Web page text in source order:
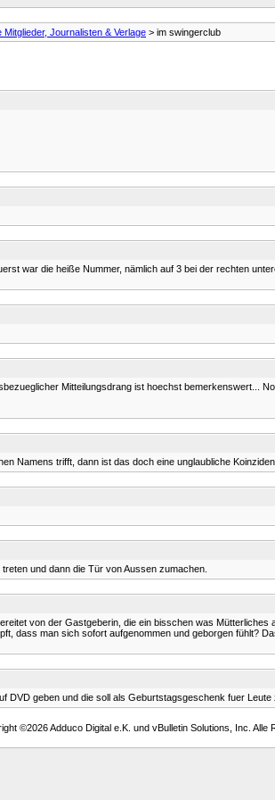
Journalisten & Verlage > im swingerclub
war die heiße Nummer, nämlich auf 3 bei der rechten
Mitteilungsdrang ist hoechst bemerkenswert...
Namens trifft, dann ist das doch eine unglaubliche
und dann die Tür von Aussen zumachen.
von der Gastgeberin, die ein bisschen was
dass man sich sofort aufgenommen und geborgen fühlt?
geben und die soll als Geburtstagsgeschenk fuer
©2026 Adduco Digital e.K. und vBulletin Solutions, Inc. Alle